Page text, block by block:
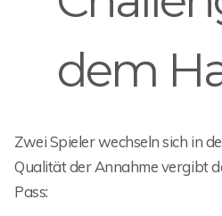
dem
Zwei Spieler wechseln sich in
Qualität der Annahme vergibt
Pass: